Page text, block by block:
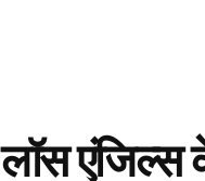
लॉस